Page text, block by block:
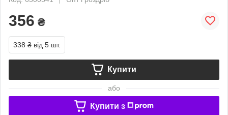
356 ₴
338 ₴ від 5 шт.
Купити
або
Купити з